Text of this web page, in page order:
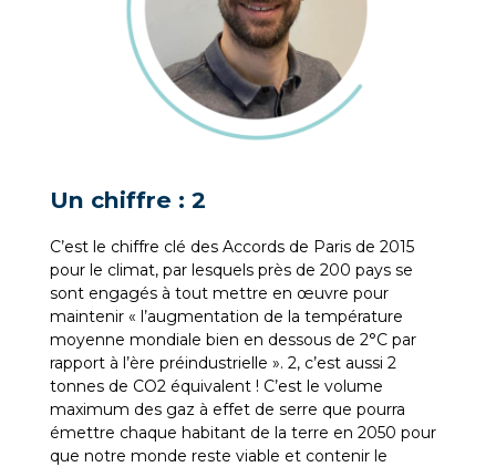
Un chiffre : 2
C’est le chiffre clé des Accords de Paris de 2015
pour le climat, par lesquels près de 200 pays se
sont engagés à tout mettre en œuvre pour
maintenir « l’augmentation de la température
moyenne mondiale bien en dessous de 2°C par
rapport à l’ère préindustrielle ». 2, c’est aussi 2
tonnes de CO2 équivalent ! C’est le volume
maximum des gaz à effet de serre que pourra
émettre chaque habitant de la terre en 2050 pour
que notre monde reste viable et contenir le